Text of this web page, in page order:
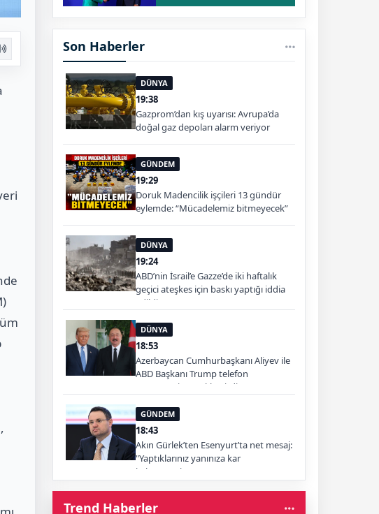
Son Haberler
DÜNYA
19:38
Gazprom’dan kış uyarısı: Avrupa’da
doğal gaz depoları alarm veriyor
GÜNDEM
19:29
Doruk Madencilik işçileri 13 gündür
eylemde: “Mücadelemiz bitmeyecek”
DÜNYA
19:24
ABD’nin İsrail’e Gazze’de iki haftalık
geçici ateşkes için baskı yaptığı iddia
edildi
DÜNYA
18:53
Azerbaycan Cumhurbaşkanı Aliyev ile
ABD Başkanı Trump telefon
görüşmesi gerçekleştirdi
GÜNDEM
18:43
Akın Gürlek’ten Esenyurt’ta net mesaj:
"Yaptıklarınız yanınıza kar
kalmayacak"
Trend Haberler